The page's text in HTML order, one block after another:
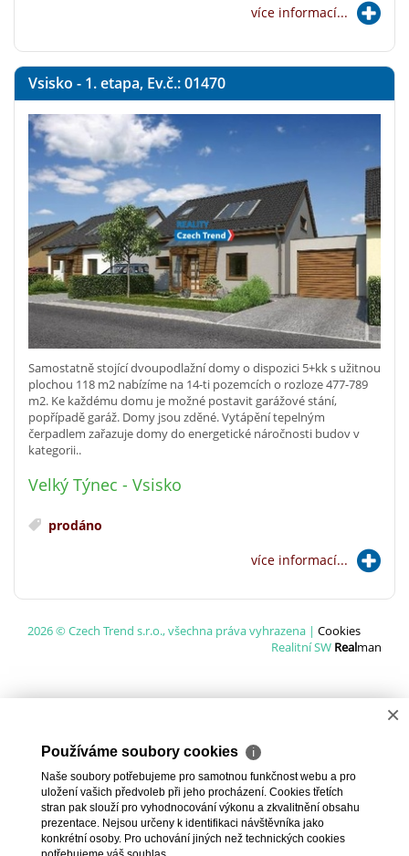
více informací...
Vsisko - 1. etapa, Ev.č.: 01470
Samostatně stojící dvoupodlažní domy o dispozici 5+kk s užitnou
plochou 118 m2 nabízíme na 14-ti pozemcích o rozloze 477-789
m2. Ke každému domu je možné postavit garážové stání,
popřípadě garáž. Domy jsou zděné. Vytápění tepelným
čerpadlem zařazuje domy do energetické náročnosti budov v
kategorii..
Velký Týnec - Vsisko
prodáno
více informací...
2026 © Czech Trend s.r.o., všechna práva vyhrazena | Cookies
Realitní SW Realman
×
Používáme soubory cookies ℹ
Naše soubory potřebujeme pro samotnou funkčnost webu a pro
uložení vašich předvoleb při jeho procházení. Cookies třetích
stran pak slouží pro vyhodnocování výkonu a zkvalitnění obsahu
prezentace. Nejsou určeny k identifikaci návštěvníka jako
konkrétní osoby. Pro uchování jiných než technických cookies